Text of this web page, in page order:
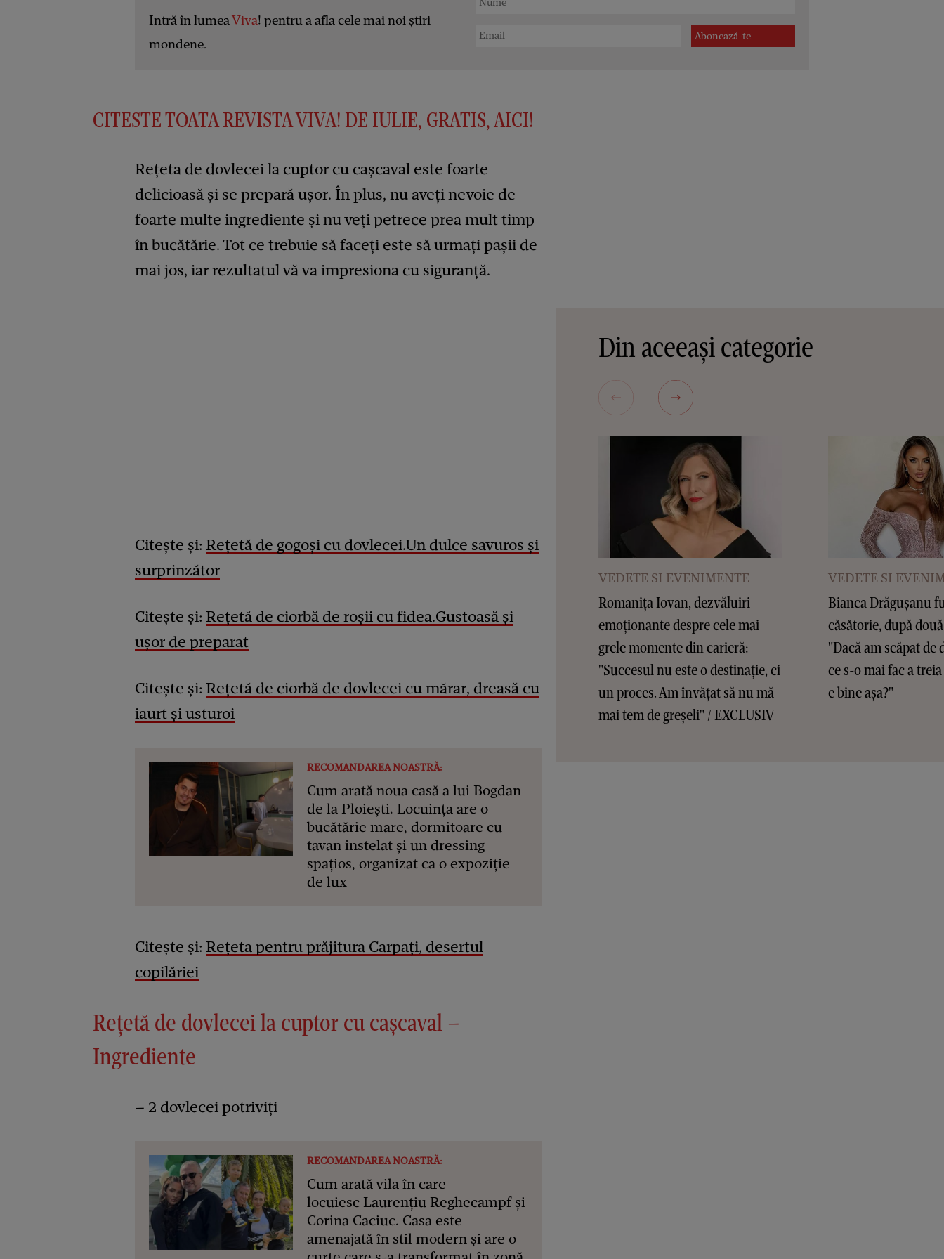
Intră în lumeaViva! pentru a afla cele mai noi știri
mondene.
CITESTE TOATA REVISTA VIVA! DE IULIE, GRATIS, AICI!
Rețeta de dovlecei la cuptor cu cașcaval este foarte
delicioasă și se prepară ușor. În plus, nu aveți nevoie de
foarte multe ingrediente și nu veți petrece prea mult timp
în bucătărie. Tot ce trebuie să faceți este să urmați pașii de
mai jos, iar rezultatul vă va impresiona cu siguranță.
Citește și: Rețetă de gogoși cu dovlecei.Un dulce savuros și
surprinzător
Citește și: Rețetă de ciorbă de roșii cu fidea.Gustoasă și
ușor de preparat
Citește și: Rețetă de ciorbă de dovlecei cu mărar, dreasă cu
iaurt și usturoi
RECOMANDAREA NOASTRĂ:
Cum arată noua casă a lui Bogdan
de la Ploiești. Locuința are o
bucătărie mare, dormitoare cu
tavan înstelat și un dressing
spațios, organizat ca o expoziție
de lux
Citește și: Rețeta pentru prăjitura Carpați, desertul
copilăriei
Rețetă de dovlecei la cuptor cu cașcaval –
Ingrediente
– 2 dovlecei potriviţi
RECOMANDAREA NOASTRĂ:
Cum arată vila în care
locuiesc Laurențiu Reghecampf și
Corina Caciuc. Casa este
amenajată în stil modern și are o
Din aceeași categorie
VEDETE SI EVENIMENTE
Romanița Iovan, dezvăluiri
emoționante despre cele mai
grele momente din carieră:
"Succesul nu este o destinație, ci
un proces. Am învățat să nu mă
mai tem de greșeli" / EXCLUSIV
VEDETE SI
Bianca Drăgușanu
căsătorie, după
"Dacă am scăpat de
ce s-o mai fac a
e bine așa?"